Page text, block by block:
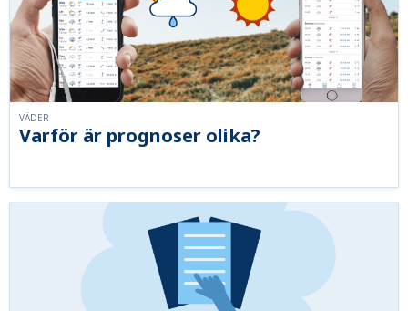
Varför är prognoser olika?
VÄDER